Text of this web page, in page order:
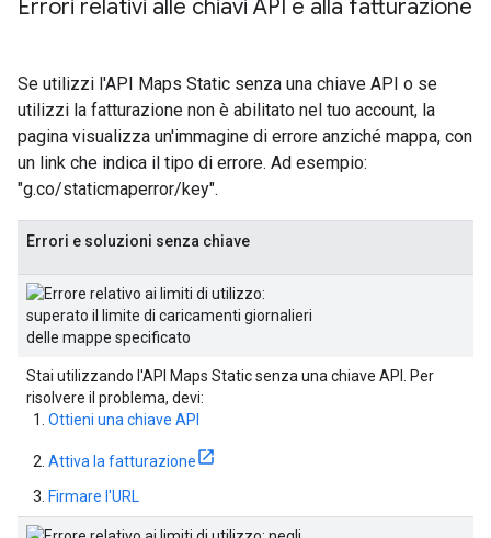
Errori relativi alle chiavi API e alla fatturazione
Se utilizzi l'API Maps Static senza una chiave API o se
utilizzi la fatturazione non è abilitato nel tuo account, la
pagina visualizza un'immagine di errore anziché mappa, con
un link che indica il tipo di errore. Ad esempio:
"g.co/staticmaperror/key".
Errori e soluzioni senza chiave
Stai utilizzando l'API Maps Static senza una chiave API. Per
risolvere il problema, devi:
Ottieni una chiave API
Attiva la fatturazione
Firmare l'URL